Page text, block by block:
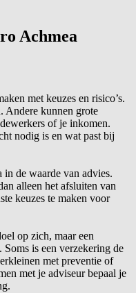
Achmea
met keuzes en risico’s.
Andere kunnen grote
of je inkomen.
nodig is en wat past bij
de waarde van advies.
alleen het afsluiten van
keuzes te maken voor
op zich, maar een
is een verzekering de
met preventie of
met je adviseur bepaal je